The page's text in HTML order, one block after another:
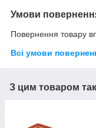
Умови
Повернення товару
Всі умови
З цим товаром